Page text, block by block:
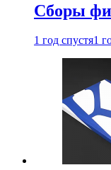
Сборы
1 год спустя1